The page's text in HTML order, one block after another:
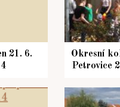
21. 6.
Okresní
Petrovice